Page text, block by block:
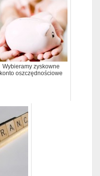
Wybieramy zyskowne
konto oszczędnościowe